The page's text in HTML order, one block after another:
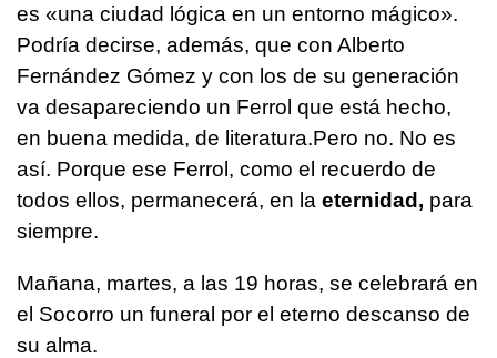
es «una ciudad lógica en un entorno mágico».
Podría decirse, además, que con Alberto
Fernández Gómez y con los de su generación
va desapareciendo un Ferrol que está hecho,
en buena medida, de literatura.Pero no. No es
así. Porque ese Ferrol, como el recuerdo de
todos ellos, permanecerá, en la eternidad, para
siempre.
Mañana, martes, a las 19 horas, se celebrará en
el Socorro un funeral por el eterno descanso de
su alma.